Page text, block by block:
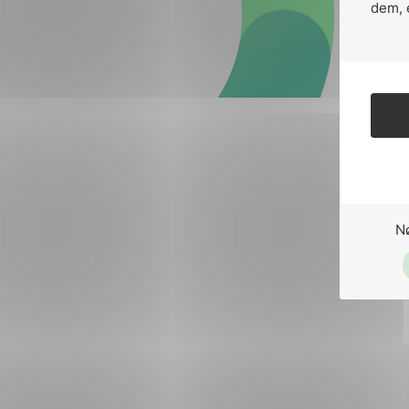
dem,
Forsvar og beredskap
Industri og automatisering
Lavspenning
Maritime elinstallasjoner